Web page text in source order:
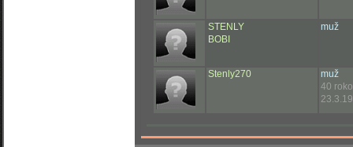
STENLY
BOBI
muž
Stenly270
muž
40